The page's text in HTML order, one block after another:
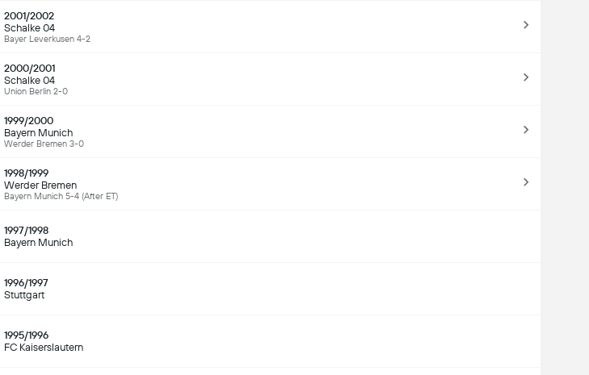
2001/2002
Schalke 04
Bayer Leverkusen 4-2
2000/2001
Schalke 04
Union Berlin 2-0
1999/2000
Bayern Munich
Werder Bremen 3-0
1998/1999
Werder Bremen
Bayern Munich 5-4 (After ET)
1997/1998
Bayern Munich
1996/1997
Stuttgart
1995/1996
FC Kaiserslautern